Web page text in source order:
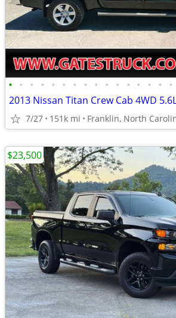
• • • • • • • • • • • • • • • •
2013 Nissan Titan Crew Cab 4WD
7/27 151k mi Franklin, North
$23,500